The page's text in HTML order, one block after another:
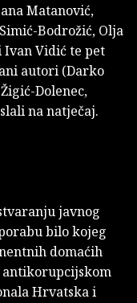
Matanović,
Bodrožić, Olja
Ivan Vidić te pet
autori (Darko
Dolenec,
na natječaj.
javnog
bilo kojeg
domaćih
Hrvatska i